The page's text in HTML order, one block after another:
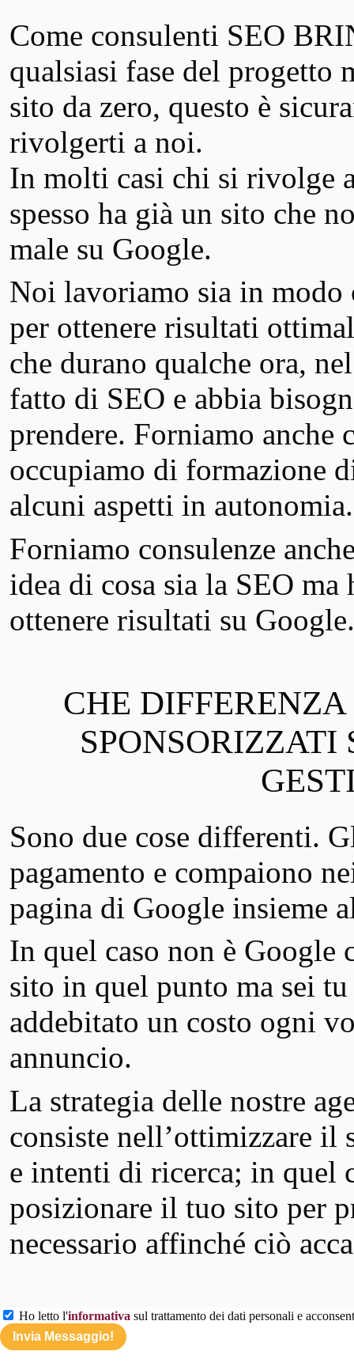
Come consulenti SEO
qualsiasi fase del progetto
sito da zero, questo è
rivolgerti a noi.
In molti casi chi si rivolge
spesso ha già un sito che
male su Google.
Noi lavoriamo sia in
per ottenere risultati
che durano qualche ora,
fatto di SEO e abbia
prendere. Forniamo anche
occupiamo di formazione
alcuni aspetti in autonomia.
Forniamo consulenze
idea di cosa sia la SEO
ottenere risultati su Google.
CHE
SPONSORIZZATI
Sono due cose differenti.
pagamento e compaiono
pagina di Google insieme
In quel caso non è Google
sito in quel punto ma sei
addebitato un costo ogni
annuncio.
La strategia delle nostre
consiste nell’ottimizzare il
e intenti di ricerca; in quel
posizionare il tuo sito per
necessario affinché ciò
Ho letto l'informativa sul trattamento dei dati personali e